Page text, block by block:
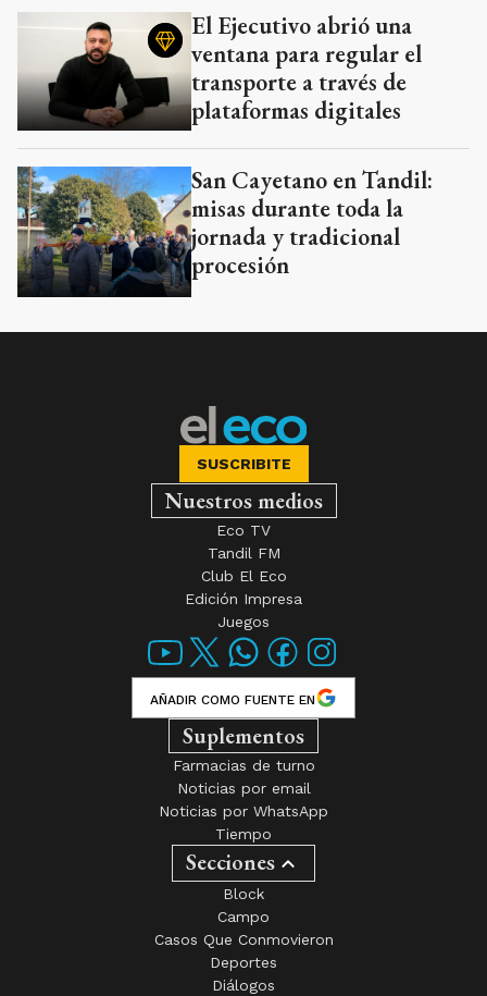
El Ejecutivo abrió una
ventana para regular el
transporte a través de
plataformas digitales
San Cayetano en Tandil:
misas durante toda la
jornada y tradicional
procesión
SUSCRIBITE
Nuestros medios
Eco TV
Tandil FM
Club El Eco
Edición Impresa
Juegos
AÑADIR COMO FUENTE EN
Suplementos
Farmacias de turno
Noticias por email
Noticias por WhatsApp
Tiempo
Secciones
Block
Campo
Casos Que Conmovieron
Deportes
Diálogos